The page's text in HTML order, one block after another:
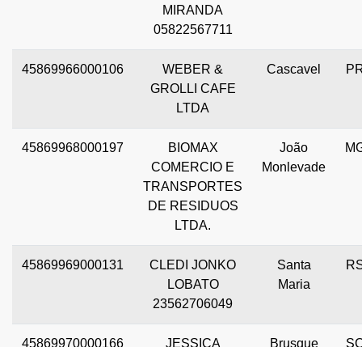
MIRANDA
05822567711
45869966000106
WEBER &
GROLLI CAFE
LTDA
Cascavel
45869968000197
BIOMAX
COMERCIO E
TRANSPORTES
DE RESIDUOS
LTDA.
João
Monlevade
45869969000131
CLEDI JONKO
LOBATO
23562706049
Santa
Maria
45869970000166
JESSICA
Brusque